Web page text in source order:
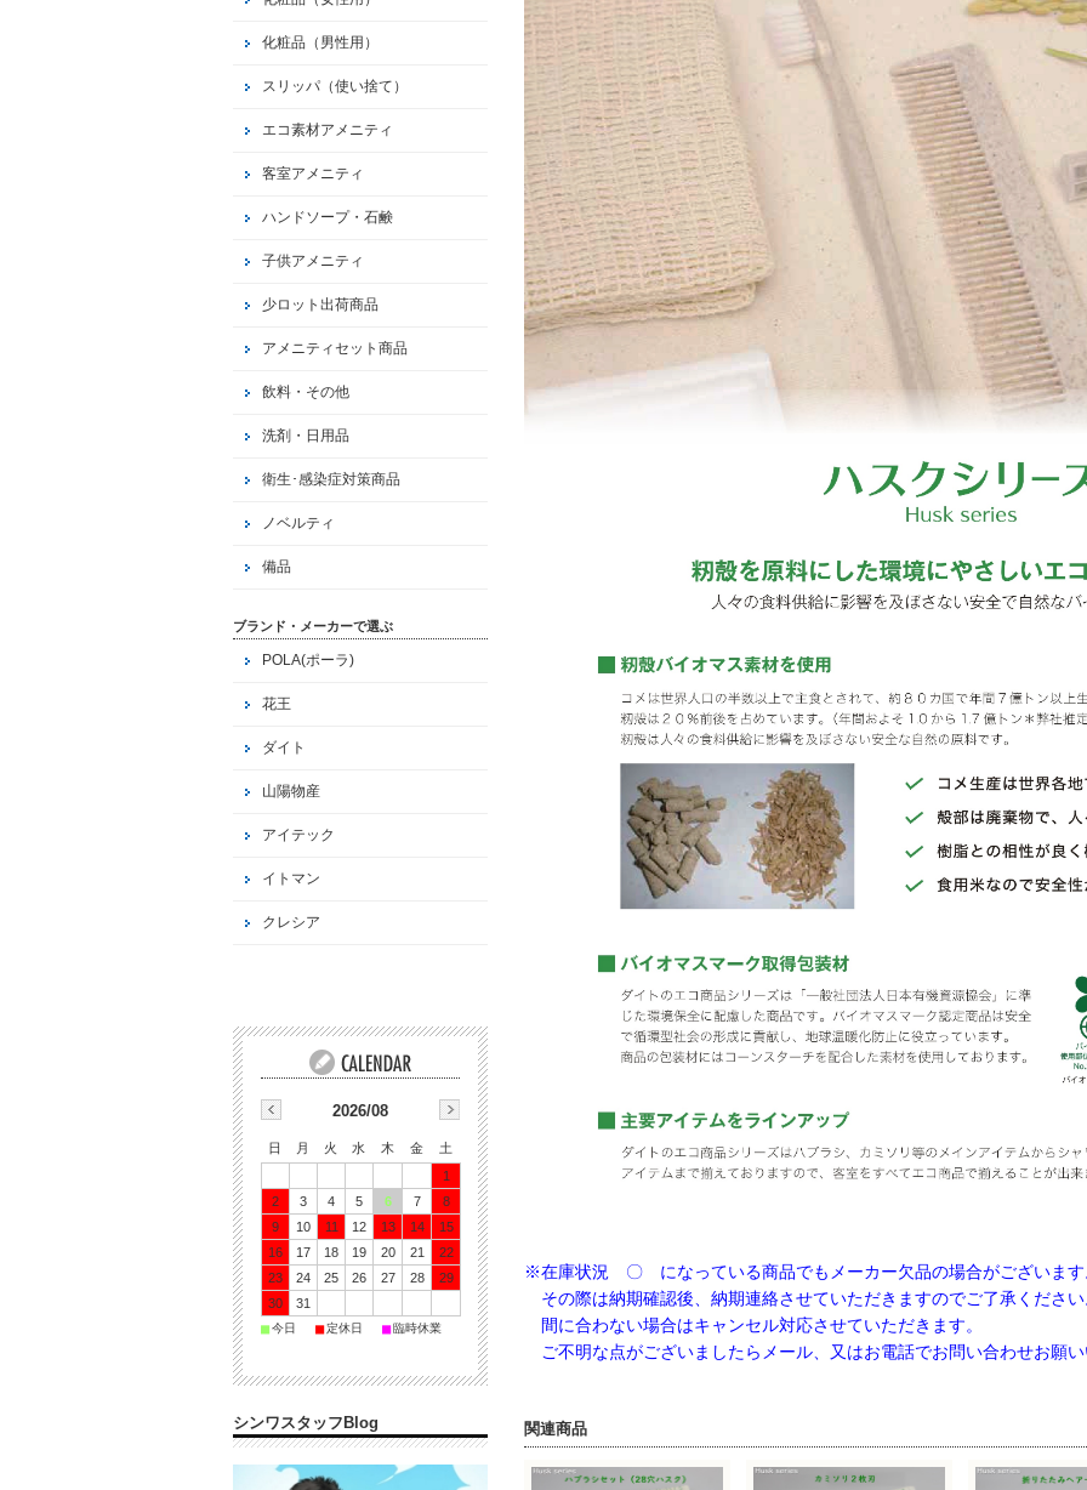
※在庫状況 〇 になっている商品でもメーカー欠品の場合がございます
その際は納期確認後、納期連絡させていただきますのでご了承くださ
間に合わない場合はキャンセル対応させていただきます。
ご不明な点がございましたらメール、又はお電話でお問い合わせお願
関連商品
化粧品（男性用）
スリッパ（使い捨て）
エコ素材アメニティ
客室アメニティ
ハンドソープ・石鹸
子供アメニティ
少ロット出荷商品
アメニティセット商品
飲料・その他
洗剤・日用品
衛生･感染症対策商品
ノベルティ
備品
ブランド・メーカーで選ぶ
POLA(ポーラ)
花王
ダイト
山陽物産
アイテック
イトマン
クレシア
2026/08
日 月 火 水 木 金
土
1
2
3 4 5 6 7
8
9
10 11 12 13 14
15
16
17 18 19 20 21
22
23
24 25 26 27 28
29
30
31
■今日 ■定休日 ■臨時休業
シンワスタッフBlog